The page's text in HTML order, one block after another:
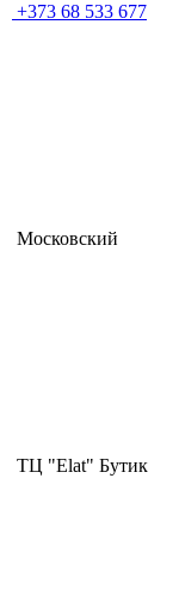
+373 68 533 677
Московский
ТЦ "Elat" Бутик